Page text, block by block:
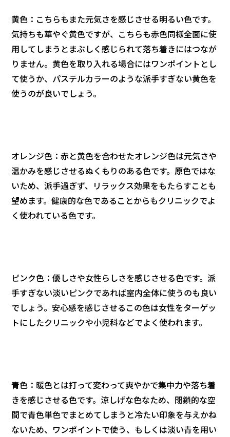
黄色：こちらもまた元気さを感じさせる明るい色です。
気持ちも華やぐ黄色ですが、こちらも赤色同様全面に使
用してしまうとまぶしく感じられて落ち着きにはつなが
りません。黄色を取り入れる場合にはワンポイントとし
て使うか、パステルカラーのような派手すぎない黄色を
使うのが良いでしょう。
オレンジ色：赤と黄色を合わせたオレンジ色は元気さや
温かみを感じさせるぬくもりのある色です。原色ではな
いため、派手過ぎず、リラックス効果をもたらすことも
望めます。健康的な色であることからもクリニックでよ
く使われている色です。
ピンク色：優しさや女性らしさを感じさせる色です。派
手すぎない淡いピンクであれば室内全体に使うのも良い
でしょう。安心感を感じさせるこの色は女性をターゲッ
トにしたクリニックや小児科などでよく使われます。
青色：暖色とは打って変わって爽やかで集中力や落ち着
きを感じさせる色です。涼しげな色なため、閉鎖的な空
間で青色単色でまとめてしまうと冷たい印象を与えかね
ないため、ワンポイントで使う、もしくは淡い青を用い